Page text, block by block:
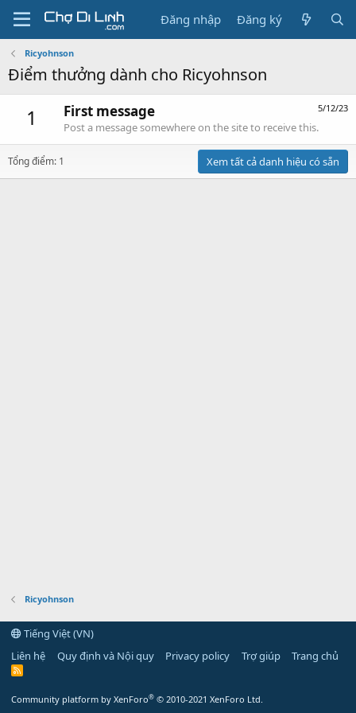
Đăng nhập Đăng ký
Ricyohnson
Điểm thưởng dành cho Ricyohnson
1 5/12/23
First message
Post a message somewhere on the site to receive this.
Tổng điểm: 1 Xem tất cả danh hiệu có sẵn
Ricyohnson
Tiếng Việt (VN)
Liên hệ
Quy định và Nội quy Privacy policy Trợ giúp Trang chủ
R
Community platform by XenForo® © 2010-2021 XenForo Ltd.